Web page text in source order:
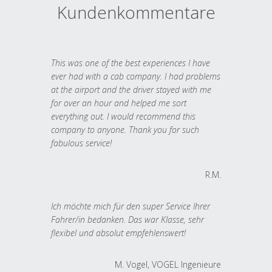
Kundenkommentare
This was one of the best experiences I have
ever had with a cab company. I had problems
at the airport and the driver stayed with me
for over an hour and helped me sort
everything out. I would recommend this
company to anyone. Thank you for such
fabulous service!
R.M.
Ich möchte mich für den super Service Ihrer
Fahrer/in bedanken. Das war Klasse, sehr
flexibel und absolut empfehlenswert!
M. Vogel, VOGEL Ingenieure